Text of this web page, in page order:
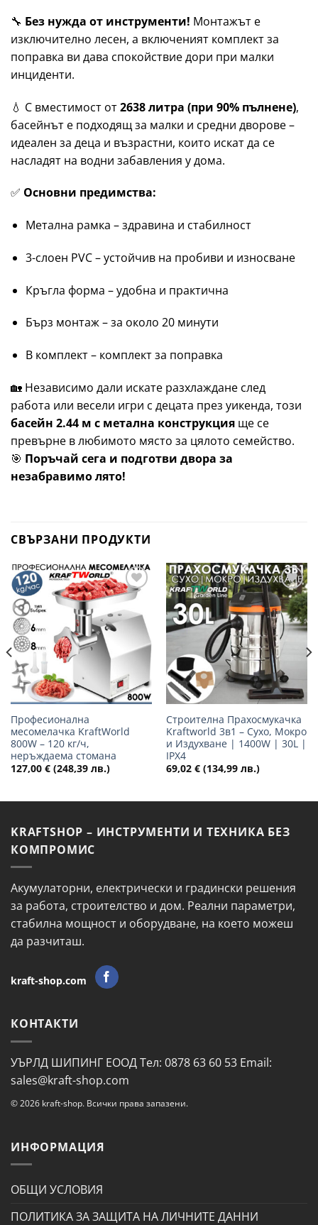
🔧 Без нужда от инструменти! Монтажът е
изключително лесен, а включеният комплект за
поправка ви дава спокойствие дори при малки
инциденти.
💧 С вместимост от2638 литра (при 90% пълнене),
басейнът е подходящ за малки и средни дворове –
идеален за деца и възрастни, които искат да се
насладят на водни забавления у дома.
✅ Основни предимства:
Метална рамка – здравина и стабилност
3-слоен PVC – устойчив на пробиви и износване
Кръгла форма – удобна и практична
Бърз монтаж – за около 20 минути
В комплект – комплект за поправка
🏡 Независимо дали искате разхлаждане след
работа или весели игри с децата през уикенда, този
басейн 2.44 м с метална конструкция ще се
превърне в любимото място за цялото семейство.
🎯 Поръчай сега и подготви двора за
незабравимо лято!
СВЪРЗАНИ ПРОДУКТИ
Добави
желани
Професионална
месомелачка KraftWorld
800W – 120 кг/ч,
неръждаема стомана
127,00 € (248,39 лв.)
Добави
в
желани
Строителна Прахосмукачка
Kraftworld 3в1 – Сухо, Мокро
и Издухване | 1400W | 30L |
IPX4
69,02 € (134,99 лв.)
KRAFTSHOP – ИНСТРУМЕНТИ И ТЕХНИКА БЕЗ
КОМПРОМИС
Акумулаторни, електрически и градински решения
за работа, строителство и дом. Реални параметри,
стабилна мощност и оборудване, на което можеш
да разчиташ.
kraft-shop.com
КОНТАКТИ
УЪРЛД ШИПИНГ ЕООД Тел: 0878 63 60 53 Email:
sales@kraft-shop.com
© 2026 kraft-shop. Всички права запазени.
ИНФОРМАЦИЯ
ОБЩИ УСЛОВИЯ
ПОЛИТИКА ЗА ЗАЩИТА НА ЛИЧНИТЕ ДАННИ